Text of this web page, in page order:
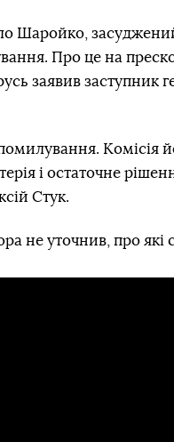
Шаройко,
Про це на
заявив заступник
Комісія
і остаточне
Стук.
не уточнив, про які